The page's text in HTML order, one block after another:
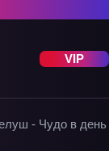
VIP
- Чудо в